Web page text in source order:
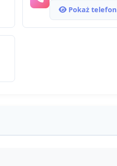
Pokaż telefon